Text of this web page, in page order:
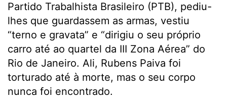
Partido Trabalhista Brasileiro (PTB), pediu-
lhes que guardassem as armas, vestiu
“terno e gravata” e “dirigiu o seu próprio
carro até ao quartel da III Zona Aérea” do
Rio de Janeiro. Ali, Rubens Paiva foi
torturado até à morte, mas o seu corpo
nunca foi encontrado.